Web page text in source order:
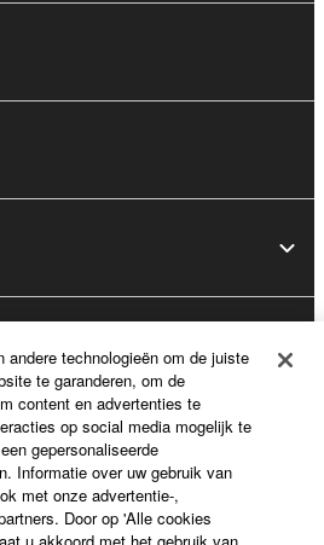
ID
- Dutch
andere technologieën om de juiste
te garanderen, om de
content en advertenties te
op social media mogelijk te
gepersonaliseerde
Informatie over uw gebruik van
met onze advertentie-,
Door op 'Alle cookies